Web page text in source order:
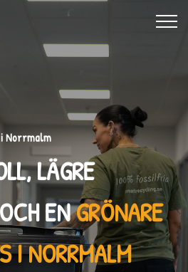
Norrmalm
LÄGRE
ENGRÖNARE
I NORRMALM